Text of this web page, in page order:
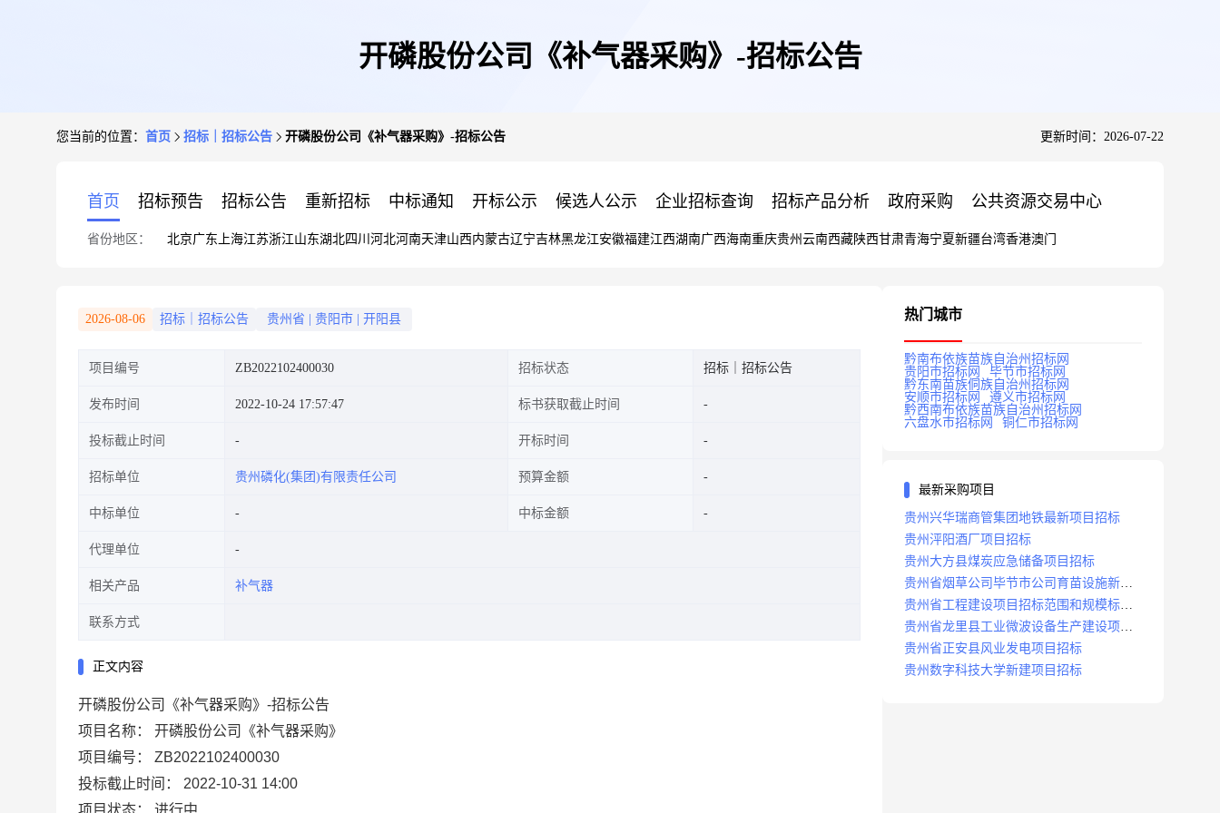
开磷股份公司《补气器采购》-招标公告
您当前的位置： 首页 招标｜招标公告 开磷股份公司《补气器采购》-招标公告 更新时间：2026-07-22
首页 招标预告 招标公告 重新招标 中标通知 开标公示 候选人公示 企业招标查询 招标产品分析 政府采购 公共资源交易中心
省份地区： 北京广东 上海江苏浙江山东湖北四川 河北河南天津山西内蒙古辽宁吉林黑龙江安徽福建江西湖南广西海南重庆贵州 云南西藏陕西甘肃青海宁夏新疆台湾香港澳门
2026-08-06 招标｜招标公告 贵州省 贵阳市 开阳县
项目编号 ZB2022102400030 招标状态 招标｜招标公告
发布时间 2022-10-24 17:57:47 标书获取截止时间
投标截止时间 开标时间
招标单位 贵州磷化(集团)有限责任公司 预算金额
中标单位 中标金额
代理单位
相关产品 补气器
联系方式
正文内容
开磷股份公司《补气器采购》-招标公告
项目名称： 开磷股份公司《补气器采购》
项目编号： ZB2022102400030
投标截止时间：
2022-10-31 14:00
项目状态：
进行中
热门城市
黔南布依族苗族自治州招标网
贵阳市招标网
毕节市招标网
黔东南苗族侗族自治州招标网
安顺市招标网
遵义市招标网
黔西南布依族苗族自治州招标网
六盘水市招标网
铜仁市招标网
最新采购项目
贵州兴华瑞商管集团地铁最新项目招标
贵州泙阳酒厂项目招标
贵州大方县煤炭应急储备项目招标
贵州省烟草公司毕节市公司育苗设施新建
及修复项目招标公告
贵州省工程建设项目招标范围和规模标准
规定
贵州省龙里县工业微波设备生产建设项目
招标
贵州省正安县风业发电项目招标
贵州数字科技大学新建项目招标